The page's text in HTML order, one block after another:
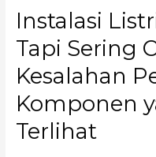
Instalasi
Tapi Sering
Kesalahan
Komponen
Terlihat
yang
Tidak
Terlihat